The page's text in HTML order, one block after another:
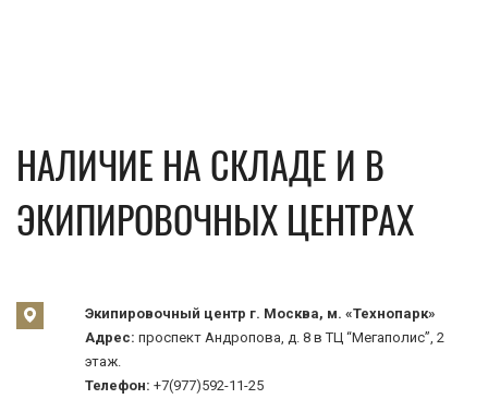
НАЛИЧИЕ НА СКЛАДЕ И В
ЭКИПИРОВОЧНЫХ ЦЕНТРАХ
Экипировочный центр г. Москва, м. «Технопарк»
Адрес: проспект Андропова, д. 8 в ТЦ “Мегаполис”, 2
этаж.
Телефон: +7(977)592-11-25